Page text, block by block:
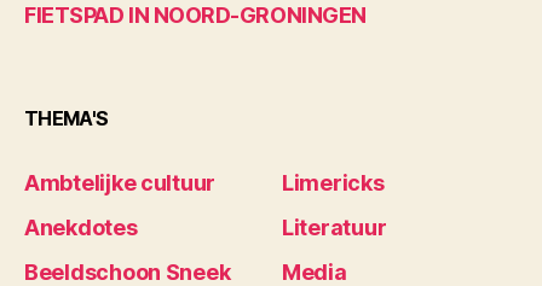
FIETSPAD IN NOORD-GRONINGEN
THEMA'S
Ambtelijke cultuur
Anekdotes
Beeldschoon Sneek
Limericks
Literatuur
Media